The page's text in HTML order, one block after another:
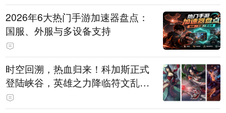
2026年6大热门手游加速器盘点：
国服、外服与多设备支持
时空回溯，热血归来！科加斯正式
登陆峡谷，英雄之力降临符文乱
斗！